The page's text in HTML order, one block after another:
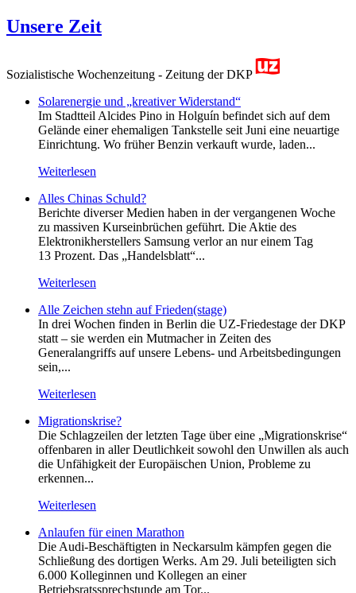
Unsere Zeit
Sozialistische Wochenzeitung - Zeitung der DKP
Solarenergie und „kreativer Widerstand“
Im Stadtteil Alcides Pino in Holguín befindet sich auf dem
Gelände einer ehemaligen Tankstelle seit Juni eine neuartige
Einrichtung. Wo früher Benzin verkauft wurde, laden...
Weiterlesen
Alles Chinas Schuld?
Berichte diverser Medien haben in der vergangenen Woche
zu massiven Kurseinbrüchen geführt. Die Aktie des
Elektronikherstellers Samsung verlor an nur einem Tag
13 Prozent. Das „Handelsblatt“...
Weiterlesen
Alle Zeichen stehn auf Frieden(stage)
In drei Wochen finden in Berlin die UZ-Friedestage der DKP
statt – sie werden ein Mutmacher in Zeiten des
Generalangriffs auf unsere Lebens- und Arbeitsbedingungen
sein,...
Weiterlesen
Migrationskrise?
Die Schlagzeilen der letzten Tage über eine „Migrationskrise“
offenbaren in aller Deutlichkeit sowohl den Unwillen als auch
die Unfähigkeit der Europäischen Union, Probleme zu
erkennen...
Weiterlesen
Anlaufen für einen Marathon
Die Audi-Beschäftigten in Neckarsulm kämpfen gegen die
Schließung des dortigen Werks. Am 29. Juli beteiligten sich
6.000 Kolleginnen und Kollegen an einer
Betriebsratssprechstunde am Tor...